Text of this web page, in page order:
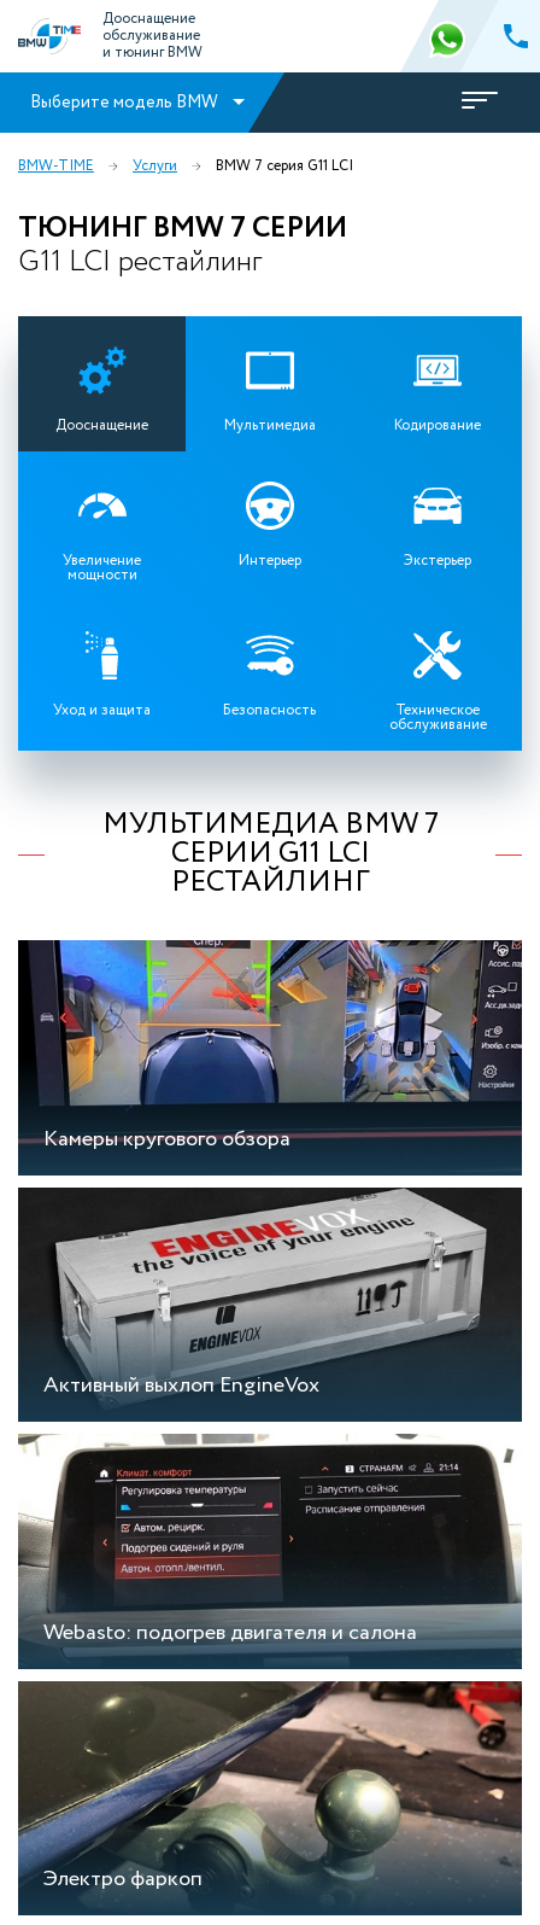
Дооснащение
обслуживание
и тюнинг BMW
Выберите модель BMW
BMW-TIME Услуги BMW 7 серия G11 LCI
ТЮНИНГ BMW 7 СЕРИИ
G11 LCI рестайлинг
Дооснащение Мультимедиа Кодирование
Увеличение
мощности
Интерьер Экстерьер
Уход и защита Безопасность Техническое
обслуживание
МУЛЬТИМЕДИА BMW 7
СЕРИИ G11 LCI
РЕСТАЙЛИНГ
Камеры кругового обзора
Активный выхлоп EngineVox
Webasto: подогрев двигателя и салона
Электро фаркоп